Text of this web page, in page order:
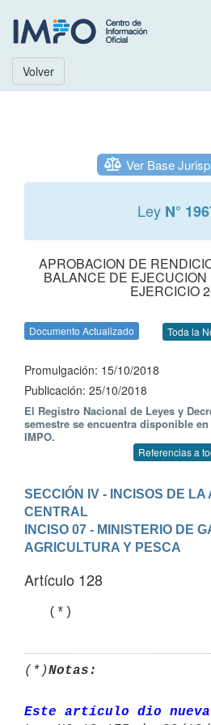
Volver
Ver Base
Ley N°
APROBACION DE
BALANCE DE
EJERCICIO
Documento Actualizado Toda la
Promulgación: 15/10/2018
Publicación: 25/10/2018
El Registro Nacional de Leyes y
semestre se encuentra disponible
IMPO.
Referencias a
SECCIÓN IV - INCISOS DE LA
CENTRAL
INCISO 07 - MINISTERIO DE
AGRICULTURA Y PESCA
Artículo 128
   (*)
(*)Notas:
Este artículo dio